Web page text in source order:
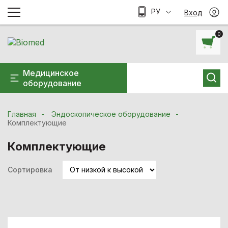
0
Медицинское
оборудование
РУ Вход
Главная
Эндоскопическое оборудование
Комплектующие
Комплектующие
Сортировка